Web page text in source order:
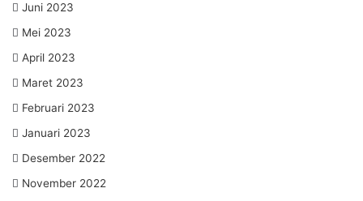
Juni 2023
Mei 2023
April 2023
Maret 2023
Februari 2023
Januari 2023
Desember 2022
November 2022